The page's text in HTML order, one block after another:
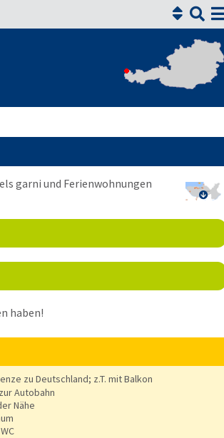



garni und Ferienwohnungen
haben!
zu Deutschland; z.T. mit Balkon
Autobahn
Nähe